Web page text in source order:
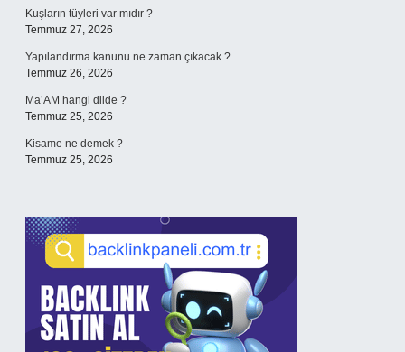
Kuşların tüyleri var mıdır ?
Temmuz 27, 2026
Yapılandırma kanunu ne zaman çıkacak ?
Temmuz 26, 2026
Ma’AM hangi dilde ?
Temmuz 25, 2026
Kisame ne demek ?
Temmuz 25, 2026